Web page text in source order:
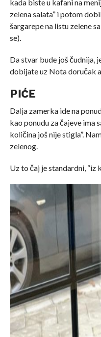
kada biste u kafani na
zelena salata” i potom
šargarepe na listu zelene
se).
Da stvar bude još čudnija,
dobijate uz Nota doručak
PIĆE
Dalja zamerka ide na
kao ponudu za čajeve ima
količina još nije stigla”.
zelenog.
Uz to čaj je standardni, “iz